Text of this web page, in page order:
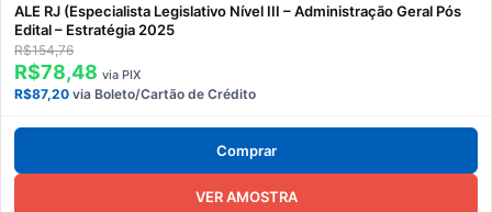
ALE RJ (Especialista Legislativo Nível III – Administração Geral Pós
Edital – Estratégia 2025
R$154,76
R$78,48 via PIX
R$87,20 via Boleto/Cartão de Crédito
Comprar
VER AMOSTRA